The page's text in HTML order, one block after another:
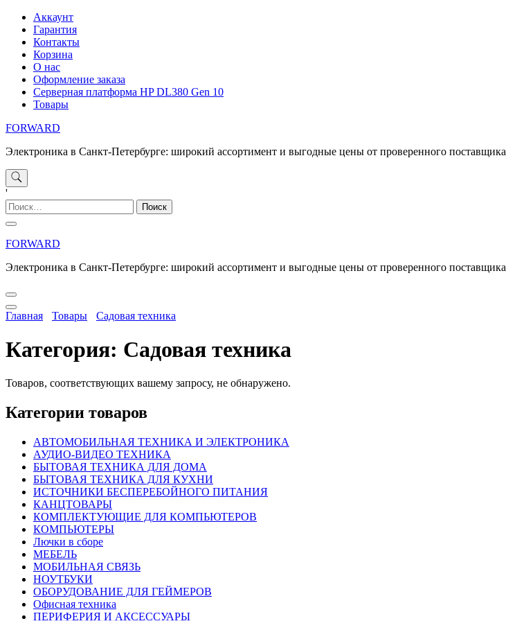
Перейти
содержимому
Аккаунт
Гарантия
Контакты
Корзина
О нас
Оформление заказа
Серверная платформа HP DL380 Gen 10
Товары
FORWARD
Электроника в Санкт-Петербурге: широкий ассортимент и выгодные цены от проверенного поставщика
'
Найти:
FORWARD
Электроника в Санкт-Петербурге: широкий ассортимент и выгодные цены от проверенного поставщика
Главная Товары Садовая техника
Категория: Садовая техника
Товаров, соответствующих вашему запросу, не обнаружено.
Категории товаров
АВТОМОБИЛЬНАЯ ТЕХНИКА И ЭЛЕКТРОНИКА
АУДИО-ВИДЕО ТЕХНИКА
БЫТОВАЯ ТЕХНИКА ДЛЯ ДОМА
БЫТОВАЯ ТЕХНИКА ДЛЯ КУХНИ
ИСТОЧНИКИ БЕСПЕРЕБОЙНОГО ПИТАНИЯ
КАНЦТОВАРЫ
КОМПЛЕКТУЮЩИЕ ДЛЯ КОМПЬЮТЕРОВ
КОМПЬЮТЕРЫ
Лючки в сборе
МЕБЕЛЬ
МОБИЛЬНАЯ СВЯЗЬ
НОУТБУКИ
ОБОРУДОВАНИЕ ДЛЯ ГЕЙМЕРОВ
Офисная техника
ПЕРИФЕРИЯ И АКСЕССУАРЫ